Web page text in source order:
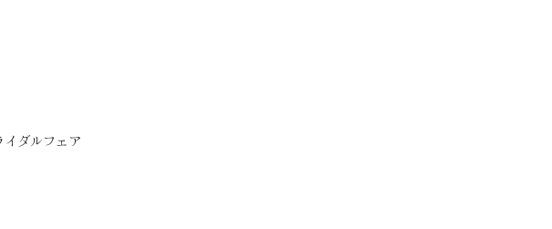
イダルフェア